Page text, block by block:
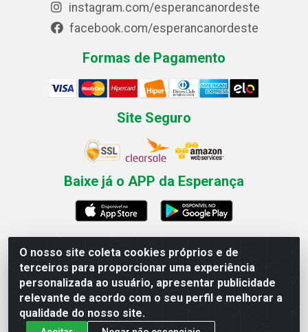
O nosso site coleta cookies próprios e de
terceiros para proporcionar uma experiência
personalizada ao usuário, apresentar publicidade
relevante de acordo com o seu perfil e melhorar a
qualidade do nosso site.
instagram.com/esperancanordeste
facebook.com/esperancanordeste
Formas de Pagamento
Site Seguro
Baixe já o APP da Esperança
Esperança Nordeste - Rua Professor Caldas Filho, 291 -
Estância - Recife / PE CEP: 50771-335 - CNPJ
03.666.136/0001-23